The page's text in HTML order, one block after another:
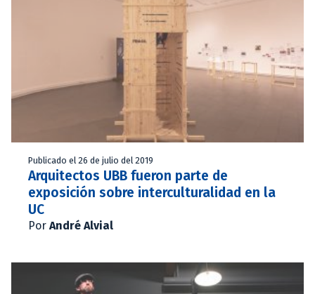
Publicado el 26 de julio del 2019
Arquitectos UBB fueron parte de
exposición sobre interculturalidad en la
UC
Por André Alvial